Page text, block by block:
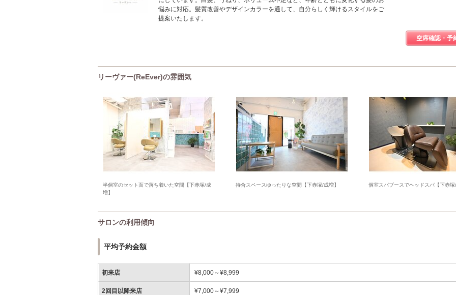
悩みに対応。髪質改善やデザインカラーを通して、自分らしく輝けるスタイルをご
提案いたします。
空席確認・予
リーヴァー(ReEver)の雰囲気
半個室のセット面で落ち着いた空間【下赤塚/成
増】
待合スペースゆったりな空間【下赤塚/成増】 個室スパブースでヘッドスパ【下赤
サロンの利用傾向
平均予約金額
初来店 ¥8,000～¥8,999
2回目以降来店 ¥7,000～¥7,999